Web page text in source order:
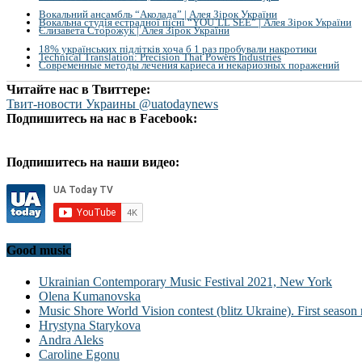
Вокальний ансамбль “Аколада” | Алея Зірок України
Вокальна студія естрадної пісні “YOU`LL SEE” | Алея Зірок України
Єлизавета Сторожук | Алея Зірок України
18% українських підлітків хоча б 1 раз пробували накротики
Technical Translation: Precision That Powers Industries
Современные методы лечения кариеса и некариозных поражений
Читайте нас в Твиттере:
Твит-новости Украины @uatodaynews
Подпишитесь на нас в Facebook:
Подпишитесь на наши видео:
Good music
Ukrainian Contemporary Music Festival 2021, New York
Olena Kumanovska
Music Shore World Vision contest (blitz Ukraine). First season
Hrystyna Starykova
Andra Aleks
Caroline Egonu